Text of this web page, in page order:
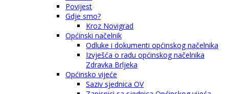
Povijest
Gdje smo?
Kroz Novigrad
Općinski načelnik
Odluke i dokumenti općinskog načelnika
Izvješća o radu općinskog načelnika
Zdravka Brljeka
Općinsko vijeće
Saziv sjednica OV